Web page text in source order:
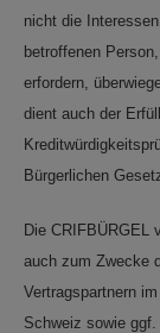
nicht die
betroffenen
erfordern,
dient auch der
Bürgerlichen
Die CRIFBÜRGEL
auch zum Zwecke
Vertragspartnern
Schweiz sowie